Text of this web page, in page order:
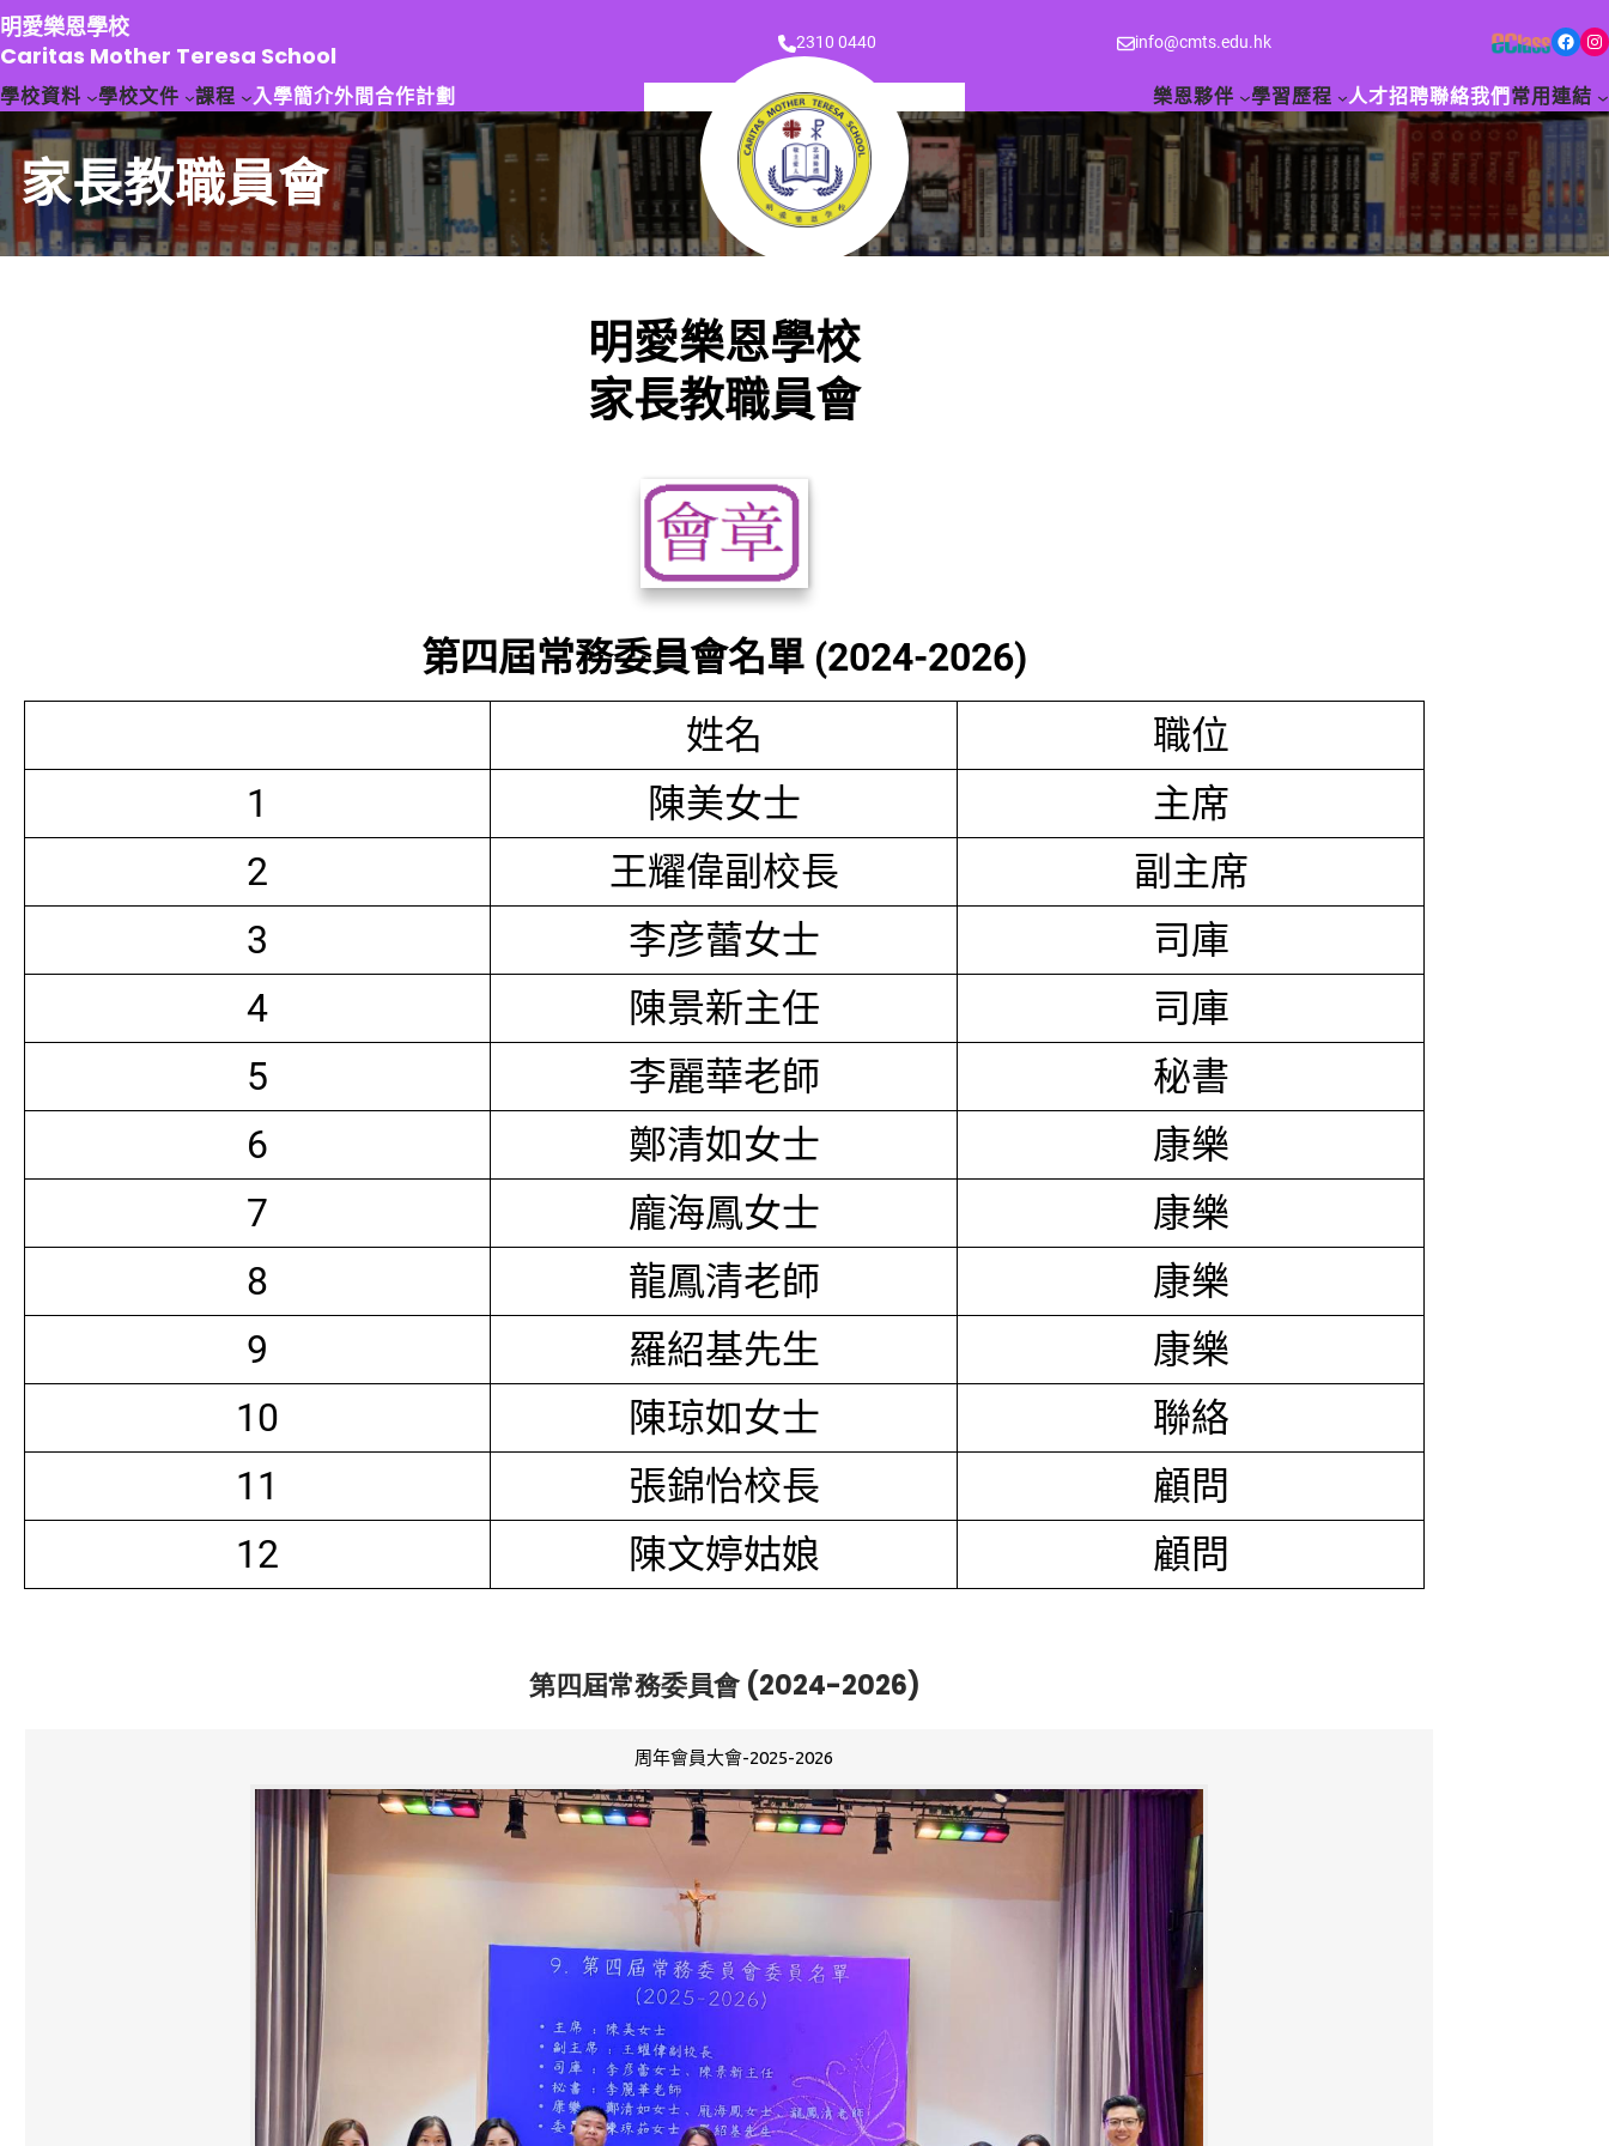
跳
至
主
要
容
明愛樂恩學校
Caritas Mother Teresa School
2310 0440 info@cmts.edu.hk Facebook Instagram
學校資料 學校文件 課程 入學簡介外間合作計劃 樂恩夥伴 學習歷程 人才招聘聯絡我們 常用連結
家長教職員會
明愛樂恩學校
家長教職員會
第四屆常務委員會名單 (2024-2026)
姓名
職位
1
陳美女士
主席
2
王耀偉副校長
副主席
3
李彦蕾女士
司庫
4
陳景新主任
司庫
5
李麗華老師
秘書
6
鄭清如女士
康樂
7
龐海鳳女士
康樂
8
龍鳳清老師
康樂
9
羅紹基先生
康樂
10
陳琼如女士
聯絡
11
張錦怡校長
顧問
12
陳文婷姑娘 顧問
第四屆常務委員會 (2024-2026)
周年會員大會-2025-2026